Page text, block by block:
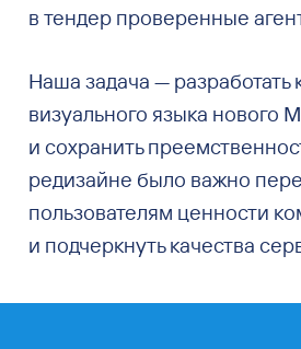
в тендер проверенные
Наша задача —
визуального языка нового
и сохранить
редизайне было важно
пользователям ценности
и подчеркнуть качества